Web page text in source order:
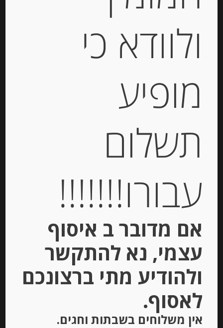
נוגט לבן מסורתי בנוסח מונטלימר
-
מחיר ל 100 גרם: 19.50 ש"ח
יחידות
Out of
Stock
ולוודא כי
מופיע
תשלום
עבורו!!!!!!!
אם מדובר ב איסוף
עצמי, נא להתקשר
ולהודיע מתי ברצונכם
לאסוף.
אין משלוחים בשבתות וחגים.